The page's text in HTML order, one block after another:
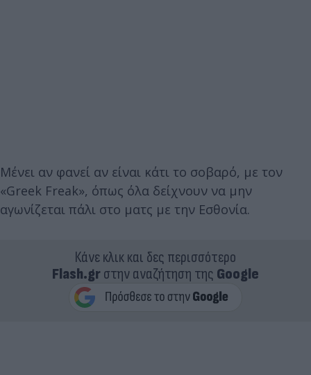
Μένει αν φανεί αν είναι κάτι το σοβαρό, με τον
«Greek Freak», όπως όλα δείχνουν να μην
αγωνίζεται πάλι στο ματς με την Εσθονία.
Κάνε κλικ και δες περισσότερο
Flash.grστην αναζήτηση της Google